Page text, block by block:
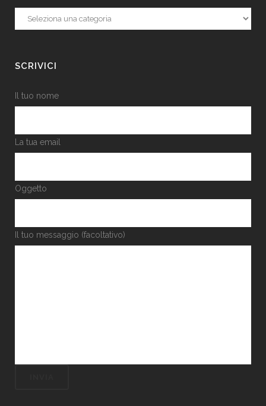
Categorie
SCRIVICI
Il tuo nome
La tua email
Oggetto
Il tuo messaggio (facoltativo)